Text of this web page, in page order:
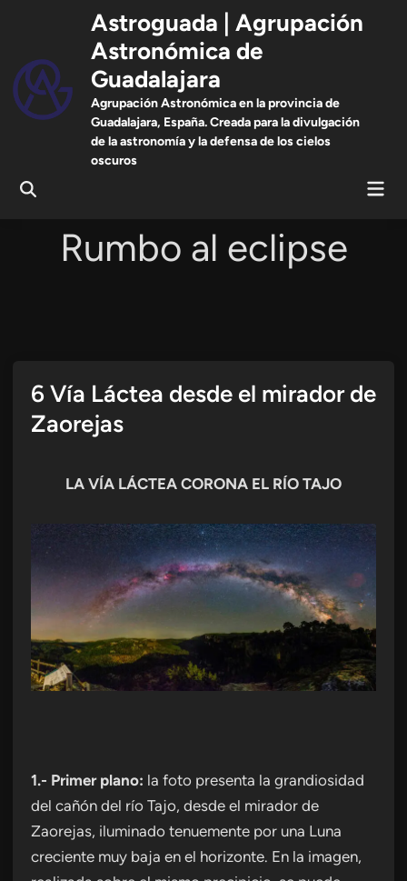
Astroguada | Agrupación
Astronómica de
Guadalajara
Agrupación Astronómica en la provincia de
Guadalajara, España. Creada para la divulgación
de la astronomía y la defensa de los cielos
oscuros
Abrir
Rumbo al eclipse
6 Vía Láctea desde el mirador de
Zaorejas
LA VÍA LÁCTEA CORONA EL RÍO TAJO
1.- Primer plano: la foto presenta la grandiosidad
del cañón del río Tajo, desde el mirador de
Zaorejas, iluminado tenuemente por una Luna
creciente muy baja en el horizonte. En la imagen,